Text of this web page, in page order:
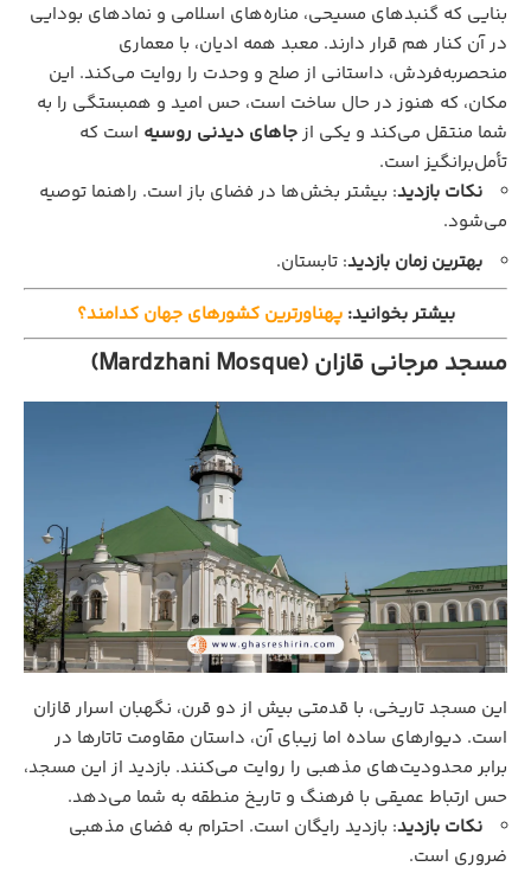
بنایی که گنبدهای مسیحی، مناره‌های اسلامی و نمادهای بودایی
در آن کنار هم قرار دارند. معبد همه ادیان، با معماری
منحصربه‌فردش، داستانی از صلح و وحدت را روایت می‌کند. این
مکان، که هنوز در حال ساخت است، حس امید و همبستگی را به
شما منتقل می‌کند و یکی ازجاهای دیدنی روسیه است که
تأمل‌برانگیز است.
نکات بازدید: بیشتر بخش‌ها در فضای باز است. راهنما توصیه
می‌شود.
بهترین زمان بازدید: تابستان.
بیشتر بخوانید:پهناورترین کشورهای جهان کدامند؟
مسجد مرجانی قازان (Mardzhani Mosque)
این مسجد تاریخی، با قدمتی بیش از دو قرن، نگهبان اسرار قازان
است. دیوارهای ساده اما زیبای آن، داستان مقاومت تاتارها در
برابر محدودیت‌های مذهبی را روایت می‌کنند. بازدید از این مسجد،
حس ارتباط عمیقی با فرهنگ و تاریخ منطقه به شما می‌دهد.
نکات بازدید: بازدید رایگان است. احترام به فضای مذهبی
ضروری است.